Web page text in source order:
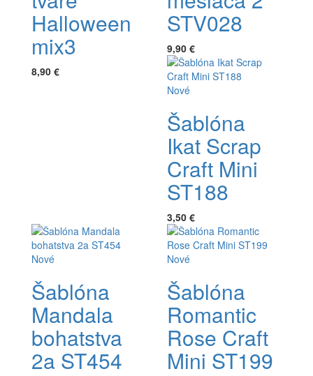
Halloween
mix3
8,90 €
STV028
9,90 €
Nové
Šablóna
Ikat Scrap
Craft Mini
ST188
3,50 €
Nové
Šablóna
Mandala
bohatstva
2a ST454
Nové
Šablóna
Romantic
Rose Craft
Mini ST199